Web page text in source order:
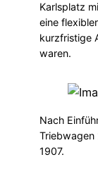
Karlsplatz
eine
kurzfristige
waren.
Nach
Triebwagen
1907.